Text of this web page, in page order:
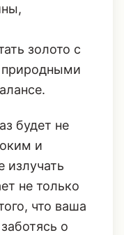
золото с
будет не
и
не только
что ваша
о